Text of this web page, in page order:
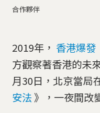
合作夥伴
2019年， 香港爆發
方觀察著香港的未
月30日，北京當局
安法 》，一夜間改